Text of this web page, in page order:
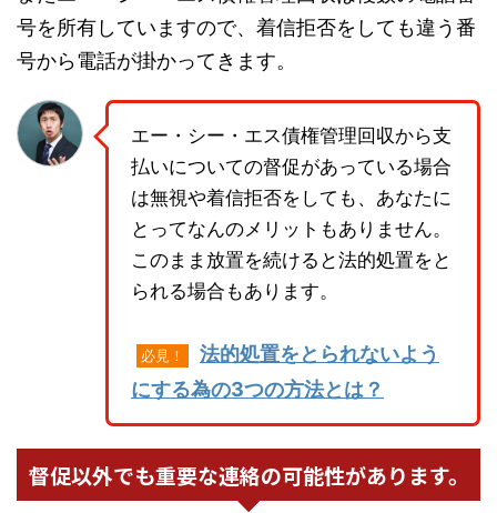
号を所有していますので、着信拒否をしても違う番
号から電話が掛かってきます。
エー・シー・エス債権管理回収から支
払いについての督促があっている場合
は無視や着信拒否をしても、あなたに
とってなんのメリットもありません。
このまま放置を続けると法的処置をと
られる場合もあります。
必見！
法的処置をとられないよう
にする為の3つの方法とは？
督促以外でも重要な連絡の可能性があります。